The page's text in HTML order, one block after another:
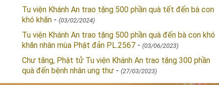
Tu viện Khánh An trao tặng 500 phần quà tết đến bà con
khó khăn - (03/02/2024)
Tu viện Khánh An trao tặng 500 phần quà đến bà con khó
khăn nhân mùa Phật đản PL.2567 - (03/06/2023)
Chư tăng, Phật tử Tu viện Khánh An trao tặng 300 phần
quà đến bệnh nhân ung thư - (27/03/2023)